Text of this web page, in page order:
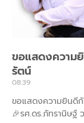
ขอแสดงความ
รัตน์
08:39
ขอแสดงความยินดี
🎉รศ.ดร.ภัทรานิษฐ์